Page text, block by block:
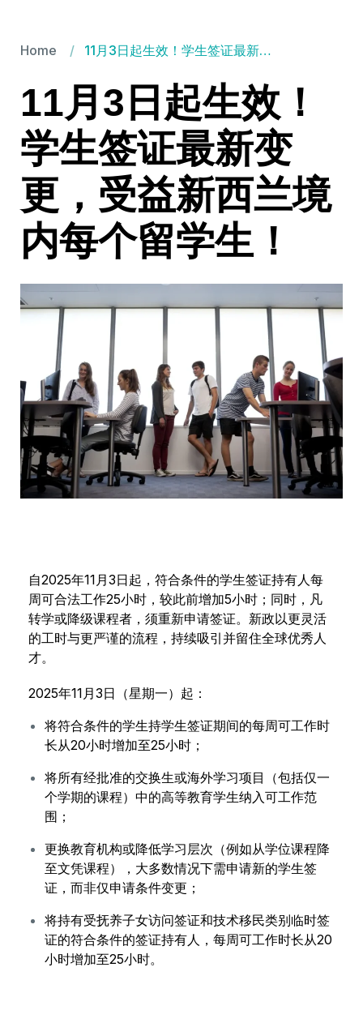
Home 11月3日起生效！学生签证最新变更，受益新西兰境内每个留学生！
11月3日起生效！
学生签证最新变
更，受益新西兰境
内每个留学生！
自2025年11月3日起，符合条件的学生签证持有人每
周可合法工作25小时，较此前增加5小时；同时，凡
转学或降级课程者，须重新申请签证。新政以更灵活
的工时与更严谨的流程，持续吸引并留住全球优秀人
才。
2025年11月3日（星期一）起：
将符合条件的学生持学生签证期间的每周可工作时
长从20小时增加至25小时；
将所有经批准的交换生或海外学习项目（包括仅一
个学期的课程）中的高等教育学生纳入可工作范
围；
更换教育机构或降低学习层次（例如从学位课程降
至文凭课程），大多数情况下需申请新的学生签
证，而非仅申请条件变更；
将持有受抚养子女访问签证和技术移民类别临时签
证的符合条件的签证持有人，每周可工作时长从20
小时增加至25小时。